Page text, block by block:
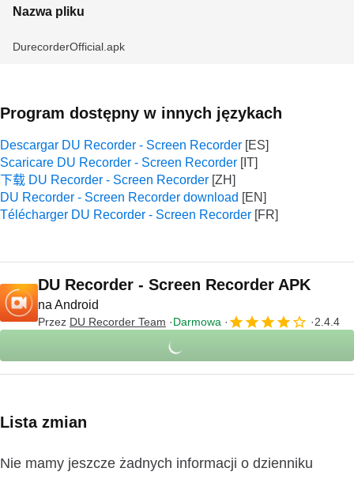
Nazwa pliku
DurecorderOfficial.apk
Program dostępny w innych językach
Descargar DU Recorder - Screen Recorder
Scaricare DU Recorder - Screen Recorder
下载 DU Recorder - Screen Recorder
DU Recorder - Screen Recorder download
Télécharger DU Recorder - Screen Recorder
DU Recorder - Screen Recorder APK
na Android
Przez DU Recorder Team Darmowa 2.4.4
Lista zmian
Nie mamy jeszcze żadnych informacji o dzienniku